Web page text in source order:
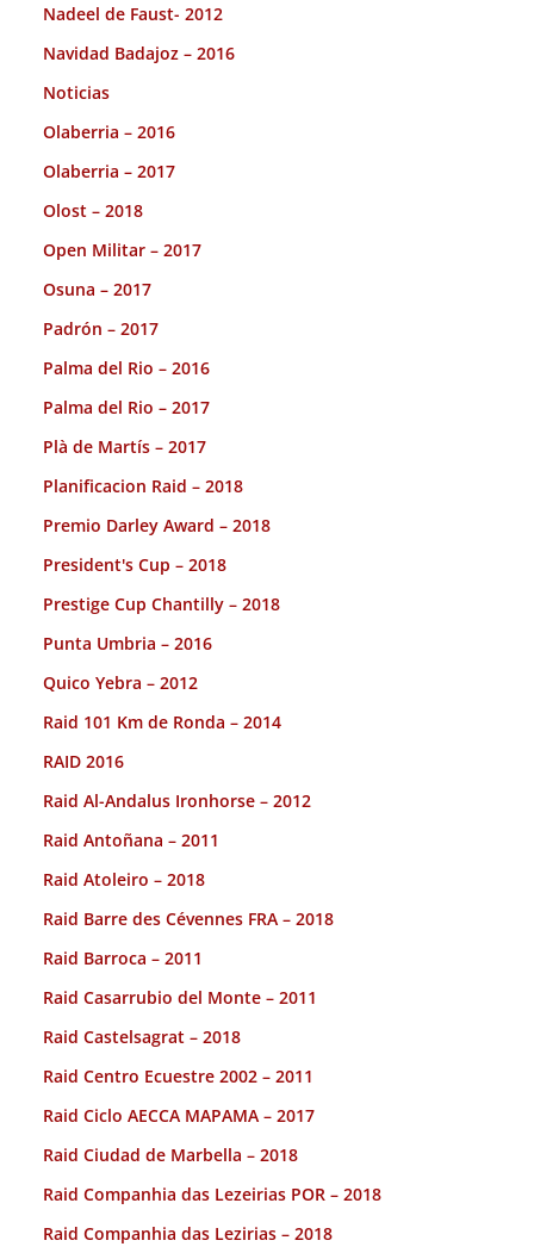
Nadeel de Faust- 2012
Navidad Badajoz – 2016
Noticias
Olaberria – 2016
Olaberria – 2017
Olost – 2018
Open Militar – 2017
Osuna – 2017
Padrón – 2017
Palma del Rio – 2016
Palma del Rio – 2017
Plà de Martís – 2017
Planificacion Raid – 2018
Premio Darley Award – 2018
President's Cup – 2018
Prestige Cup Chantilly – 2018
Punta Umbria – 2016
Quico Yebra – 2012
Raid 101 Km de Ronda – 2014
RAID 2016
Raid Al-Andalus Ironhorse – 2012
Raid Antoñana – 2011
Raid Atoleiro – 2018
Raid Barre des Cévennes FRA – 2018
Raid Barroca – 2011
Raid Casarrubio del Monte – 2011
Raid Castelsagrat – 2018
Raid Centro Ecuestre 2002 – 2011
Raid Ciclo AECCA MAPAMA – 2017
Raid Ciudad de Marbella – 2018
Raid Companhia das Lezeirias POR – 2018
Raid Companhia das Lezirias – 2018